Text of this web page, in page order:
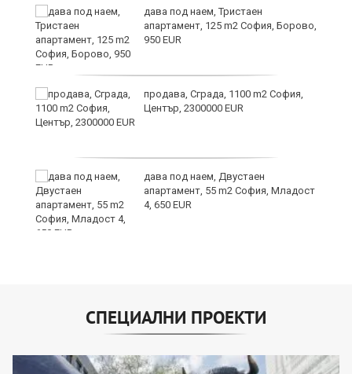
дава под наем, Тристаен
апартамент, 125 m2 София, Борово,
950 EUR
продава, Сграда, 1100 m2 София,
Център, 2300000 EUR
дава под наем, Двустаен
апартамент, 55 m2 София, Младост
4, 650 EUR
СПЕЦИАЛНИ ПРОЕКТИ